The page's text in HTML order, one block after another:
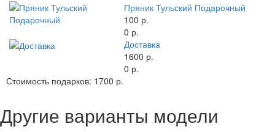
Пряник Тульский Подарочный
100 р.
0 р.
Доставка
1600 р.
0 р.
Стоимость подарков: 1700 р.
Другие варианты модели